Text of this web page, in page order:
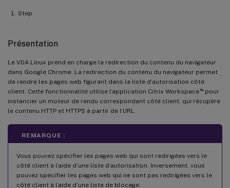
Step
Présentation
Le VDA Linux prend en charge la redirection du contenu du navigateur
dans Google Chrome. La redirection du contenu du navigateur permet
de rendre les pages web figurant dans la liste d’autorisation côté
client. Cette fonctionnalité utilise l’application Citrix Workspace™pour
instancier un moteur de rendu correspondant côté client, qui récupère
le contenu HTTP et HTTPS à partir de l’URL.
REMARQUE :
Vous pouvez spécifier les pages web qui sont redirigées vers le
côté client à l’aide d’une liste d’autorisation. Inversement, vous
pouvez spécifier les pages web qui ne sont pas redirigées vers le
côté client à l’aide d’une liste de blocage.